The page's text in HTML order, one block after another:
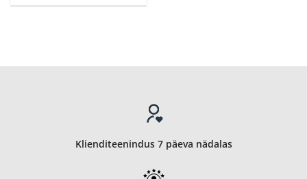
Klienditeenindus 7 päeva nädalas